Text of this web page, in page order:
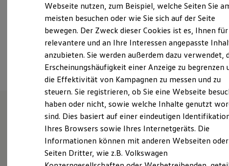
Laden
Laden unterwegs
Laden Zuhause
Ladestationen finden
Ladezeitensimulator
Batterie
Sicherheit
Garantie und Lebensdauer
Nachhaltigkeit
Technologie
Kosten und Kauf
Verbrauchskosten
Kaufoptionen
E-Auto-Förderung
Software und Konnektivität
ID. Software Versionen und Updates
+49 7362 96600
Ansprechpartner
Unsere Leistungenim
Überblick
Webseite nutzen, zum Beispiel, welche Seiten Sie
meisten besuchen oder wie Sie sich auf der Seite
bewegen. Der Zweck dieser Cookies ist es, Ihnen für
relevantere und an Ihre Interessen angepasste
anzubieten. Sie werden außerdem dazu verwendet,
Erscheinungshäufigkeit einer Anzeige zu begrenzen
die Effektivität von Kampagnen zu messen und zu
steuern. Sie registrieren, ob Sie eine Webseite
haben oder nicht, sowie welche Inhalte genutzt
sind. Dies basiert auf einer eindeutigen
Ihres Browsers sowie Ihres Internetgeräts. Die
Informationen können mit anderen Webseiten oder
Seiten Dritter, wie z.B. Volkswagen